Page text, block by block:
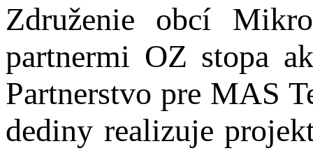
Združenie obcí
partnermi OZ stopa
Partnerstvo pre MAS
dediny realizuje